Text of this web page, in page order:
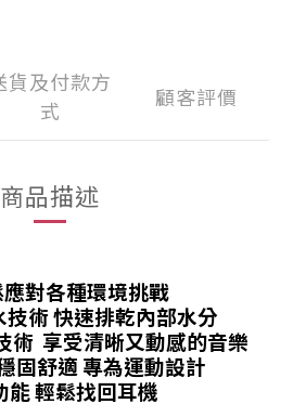
貨及付款方
式
顧客評價
商品描述
對各種環境挑戰
術 快速排乾內部水分
術 享受清晰又動感的音樂
固舒適 專為運動設計
輕鬆找回耳機